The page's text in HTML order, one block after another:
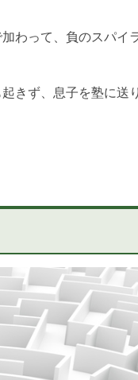
わって、負のスパイ
きず、息子を塾に送